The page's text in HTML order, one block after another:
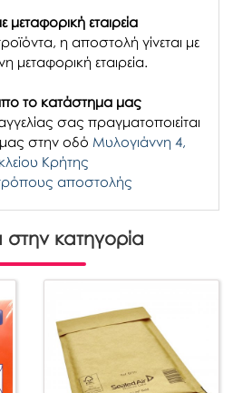
εταιρεία
η αποστολή γίνεται με
μεταφορική εταιρεία.
το κατάστημα μας
σας πραγματοποιείται
στην οδό Μυλογιάννη 4,
Κρήτης
αποστολής
στην κατηγορία